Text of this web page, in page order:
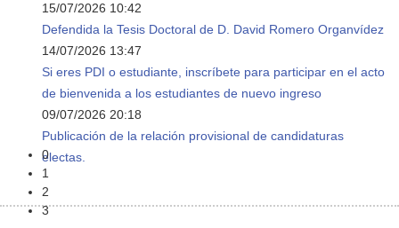
0
1
2
3
15/07/2026 10:42
Defendida la Tesis Doctoral de D. David Romero Organvídez
14/07/2026 13:47
Si eres PDI o estudiante, inscríbete para participar en el acto
de bienvenida a los estudiantes de nuevo ingreso
09/07/2026 20:18
Publicación de la relación provisional de candidaturas
electas.